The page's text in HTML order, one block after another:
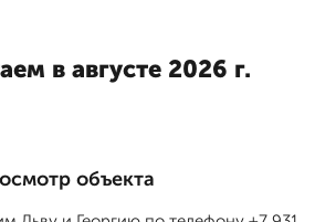
в августе 2026 г.
объекта